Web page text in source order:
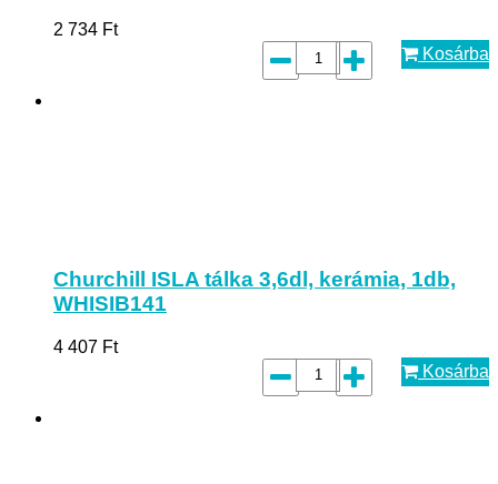
2 734 Ft
Kosárba
Churchill ISLA tálka 3,6dl, kerámia, 1db,
WHISIB141
4 407 Ft
Kosárba